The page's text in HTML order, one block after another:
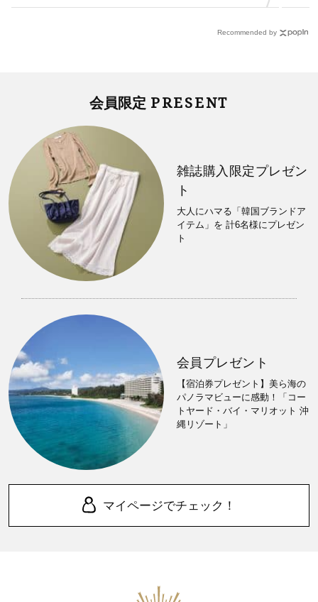
Recommended by
会員限定 PRESENT
雑誌購入限定プレゼン
ト
大人にハマる「韓国ブランドア
イテム」を 計6名様にプレゼン
ト
会員プレゼント
【宿泊券プレゼント】美ら海の
パノラマビューに感動！「コー
トヤード・バイ・マリオット 沖
縄リゾート」
マイページでチェック！